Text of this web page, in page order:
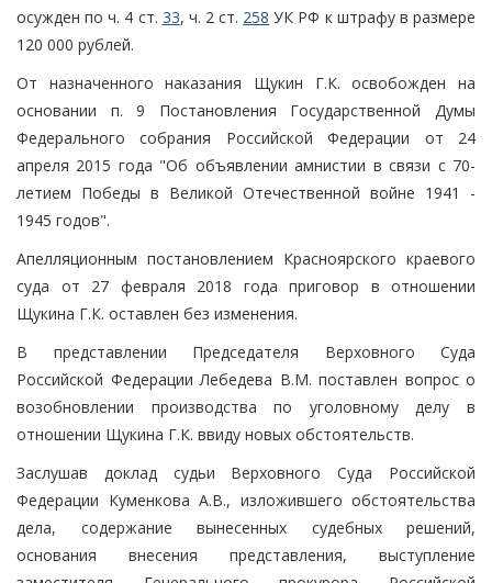
осужден по ч. 4 ст. 33, ч. 2 ст. 258 УК РФ к штрафу в размере
120 000 рублей.
От назначенного наказания Щукин Г.К. освобожден на
основании п. 9 Постановления Государственной Думы
Федерального собрания Российской Федерации от 24
апреля 2015 года "Об объявлении амнистии в связи с 70-
летием Победы в Великой Отечественной войне 1941 -
1945 годов".
Апелляционным постановлением Красноярского краевого
суда от 27 февраля 2018 года приговор в отношении
Щукина Г.К. оставлен без изменения.
В представлении Председателя Верховного Суда
Российской Федерации Лебедева В.М. поставлен вопрос о
возобновлении производства по уголовному делу в
отношении Щукина Г.К. ввиду новых обстоятельств.
Заслушав доклад судьи Верховного Суда Российской
Федерации Куменкова А.В., изложившего обстоятельства
дела, содержание вынесенных судебных решений,
основания внесения представления, выступление